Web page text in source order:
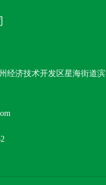
经济技术开发区星海街道